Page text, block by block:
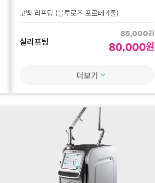
인모드
900,000
520,000원
파워인모드 FX + FORMA 얼굴전체 3회
고백 리프팅 (블루로즈 포르테 4줄)
실리프팅
85,000원
80,000원
실리프팅
광대 or 사각턱축소실 10줄
300,000
퀵브이 실리프팅 4줄
더보기